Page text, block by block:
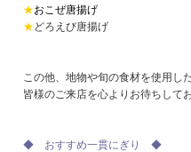
★おこぜ唐揚げ
★ どろえび唐揚げ
この他、地物や旬の食材を使用し
皆様のご来店を心よりお待ちして
◆ おすすめ一貫にぎり ◆